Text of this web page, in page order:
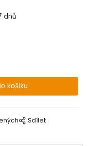
dub
dnů
Sdílet